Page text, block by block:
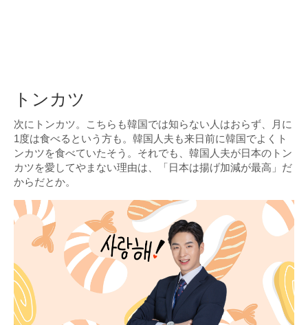
トンカツ
次にトンカツ。こちらも韓国では知らない人はおらず、月に
1度は食べるという方も。韓国人夫も来日前に韓国でよくト
ンカツを食べていたそう。それでも、韓国人夫が日本のトン
カツを愛してやまない理由は、「日本は揚げ加減が最高」だ
からだとか。